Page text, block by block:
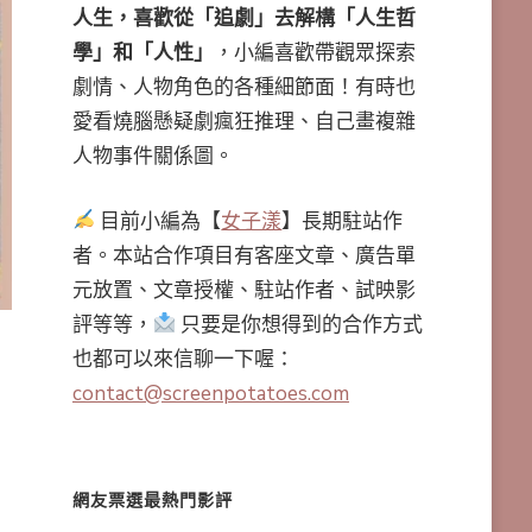
人生，喜歡從「追劇」去解構「人生哲
學」和「人性」
，小編喜歡帶觀眾探索
劇情、人物角色的各種細節面！有時也
愛看燒腦懸疑劇瘋狂推理、自己畫複雜
人物事件關係圖。
目前小編為【女子漾】長期駐站作
者。本站合作項目有客座文章、廣告單
元放置、文章授權、駐站作者、試映影
評等等，
只要是你想得到的合作方式
也都可以來信聊一下喔：
contact@screenpotatoes.com
網友票選最熱門影評